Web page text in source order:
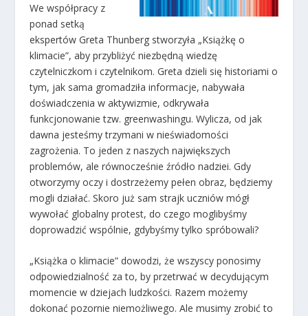
We współpracy z
ponad setką
ekspertów Greta Thunberg stworzyła „Książkę o
klimacie”, aby przybliżyć niezbędną wiedzę
czytelniczkom i czytelnikom. Greta dzieli się historiami o
tym, jak sama gromadziła informacje, nabywała
doświadczenia w aktywizmie, odkrywała
funkcjonowanie tzw. greenwashingu. Wylicza, od jak
dawna jesteśmy trzymani w nieświadomości
zagrożenia. To jeden z naszych największych
problemów, ale równocześnie źródło nadziei. Gdy
otworzymy oczy i dostrzeżemy pełen obraz, będziemy
mogli działać. Skoro już sam strajk uczniów mógł
wywołać globalny protest, do czego moglibyśmy
doprowadzić wspólnie, gdybyśmy tylko spróbowali?
„Książka o klimacie” dowodzi, że wszyscy ponosimy
odpowiedzialność za to, by przetrwać w decydującym
momencie w dziejach ludzkości. Razem możemy
dokonać pozornie niemożliwego. Ale musimy zrobić to